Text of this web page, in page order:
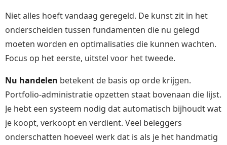
Niet alles hoeft vandaag geregeld. De kunst zit in het
onderscheiden tussen fundamenten die nu gelegd
moeten worden en optimalisaties die kunnen wachten.
Focus op het eerste, uitstel voor het tweede.
Nu handelen betekent de basis op orde krijgen.
Portfolio-administratie opzetten staat bovenaan die lijst.
Je hebt een systeem nodig dat automatisch bijhoudt wat
je koopt, verkoopt en verdient. Veel beleggers
onderschatten hoeveel werk dat is als je het handmatig